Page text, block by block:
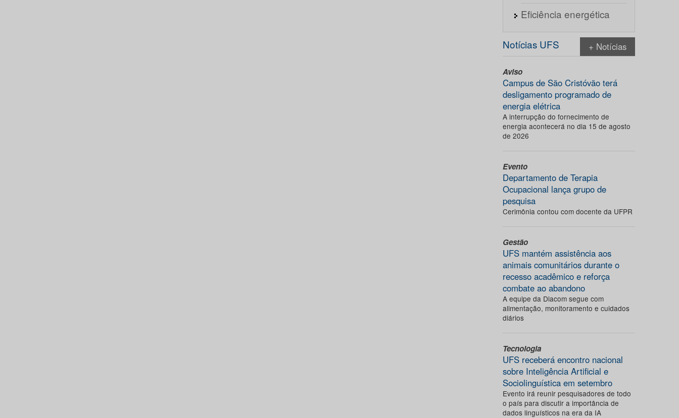
Eficiência energética
Notícias UFS + Notícias
Aviso
Campus de São Cristóvão terá
desligamento programado de
energia elétrica
A interrupção do fornecimento de
energia acontecerá no dia 15 de agosto
de 2026
Evento
Departamento de Terapia
Ocupacional lança grupo de
pesquisa
Cerimônia contou com docente da UFPR
Gestão
UFS mantém assistência aos
animais comunitários durante o
recesso acadêmico e reforça
combate ao abandono
A equipe da Diacom segue com
alimentação, monitoramento e cuidados
diários
Tecnologia
UFS receberá encontro nacional
sobre Inteligência Artificial e
Sociolinguística em setembro
Evento irá reunir pesquisadores de todo
o país para discutir a importância de
dados linguísticos na era da IA